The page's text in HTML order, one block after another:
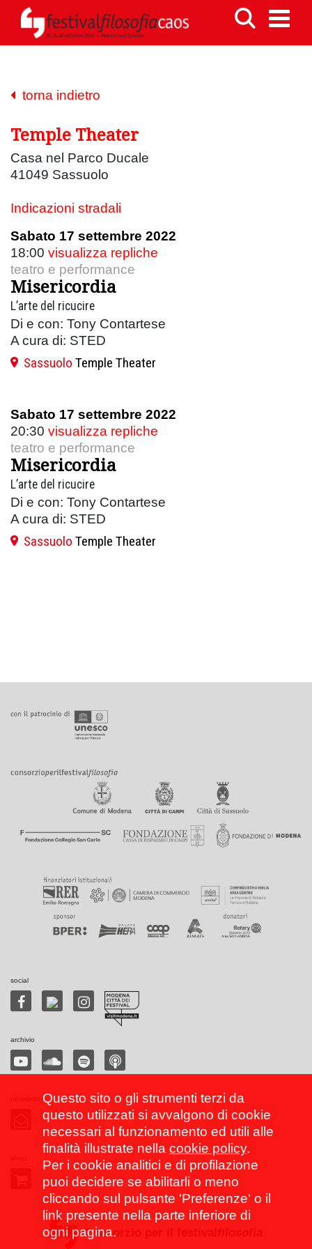
torna indietro
Temple Theater
Casa nel Parco Ducale
41049 Sassuolo
Indicazioni stradali
Sabato 17 settembre 2022
18:00 visualizza repliche
teatro e performance
Misericordia
L’arte del ricucire
Di e con: Tony Contartese
A cura di: STED
Sassuolo Temple Theater
Sabato 17 settembre 2022
20:30 visualizza repliche
teatro e performance
Misericordia
L’arte del ricucire
Di e con: Tony Contartese
A cura di: STED
Sassuolo Temple Theater
social
archivio
Consorzio per il festival
Questo sito o gli strumenti terzi da
questo utilizzati si avvalgono di cookie
necessari al funzionamento ed utili alle
finalità illustrate nella cookie policy.
Per i cookie analitici e di profilazione
puoi decidere se abilitarli o meno
cliccando sul pulsante 'Preferenze' o il
link presente nella parte inferiore di
ogni pagina.